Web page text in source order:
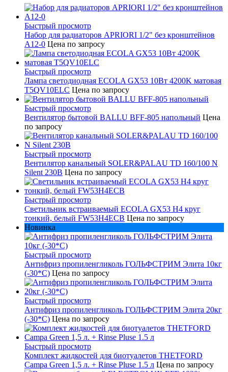
Быстрый просмотр
Набор для радиаторов APRIORI 1/2" без кронштейнов
A12-0 Цена по запросу
Быстрый просмотр
Лампа светодиодная ECOLA GX53 10Вт 4200K матовая
T5QV10ELC Цена по запросу
Быстрый просмотр
Вентилятор бытовой BALLU BFF-805 напольный Цена
по запросу
Быстрый просмотр
Вентилятор канальный SOLER&PALAU TD 160/100 N
Silent 230В Цена по запросу
Быстрый просмотр
Светильник встраиваемый ECOLA GX53 H4 круг
тонкий, белый FW53H4ECB Цена по запросу
Новинка
Быстрый просмотр
Антифриз пропиленгликоль ГОЛЬФСТРИМ Элита 10кг
(-30*С) Цена по запросу
Быстрый просмотр
Антифриз пропиленгликоль ГОЛЬФСТРИМ Элита 20кг
(-30*С) Цена по запросу
Быстрый просмотр
Комплект жидкостей для биотуалетов THETFORD
Campa Green 1,5 л. + Rinse Pluse 1.5 л Цена по запросу